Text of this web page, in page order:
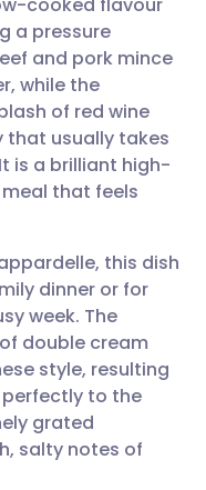
🇩🇪 Deutsch
🇫🇷 Français
🇵🇹
🇮🇱 עברית
🇸🇪 Svenska
a pressure
and pork mince
while the
of red wine
that usually takes
is a brilliant high-
that feels
this dish
dinner or for
week. The
double cream
style, resulting
to the
grated
salty notes of